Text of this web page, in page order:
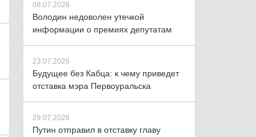
08.07.2026
Володин недоволен утечкой
информации о премиях депутатам
23.07.2026
Будущее без Кабца: к чему приведет
отставка мэра Первоуральска
29.07.2026
Путин отправил в отставку главу